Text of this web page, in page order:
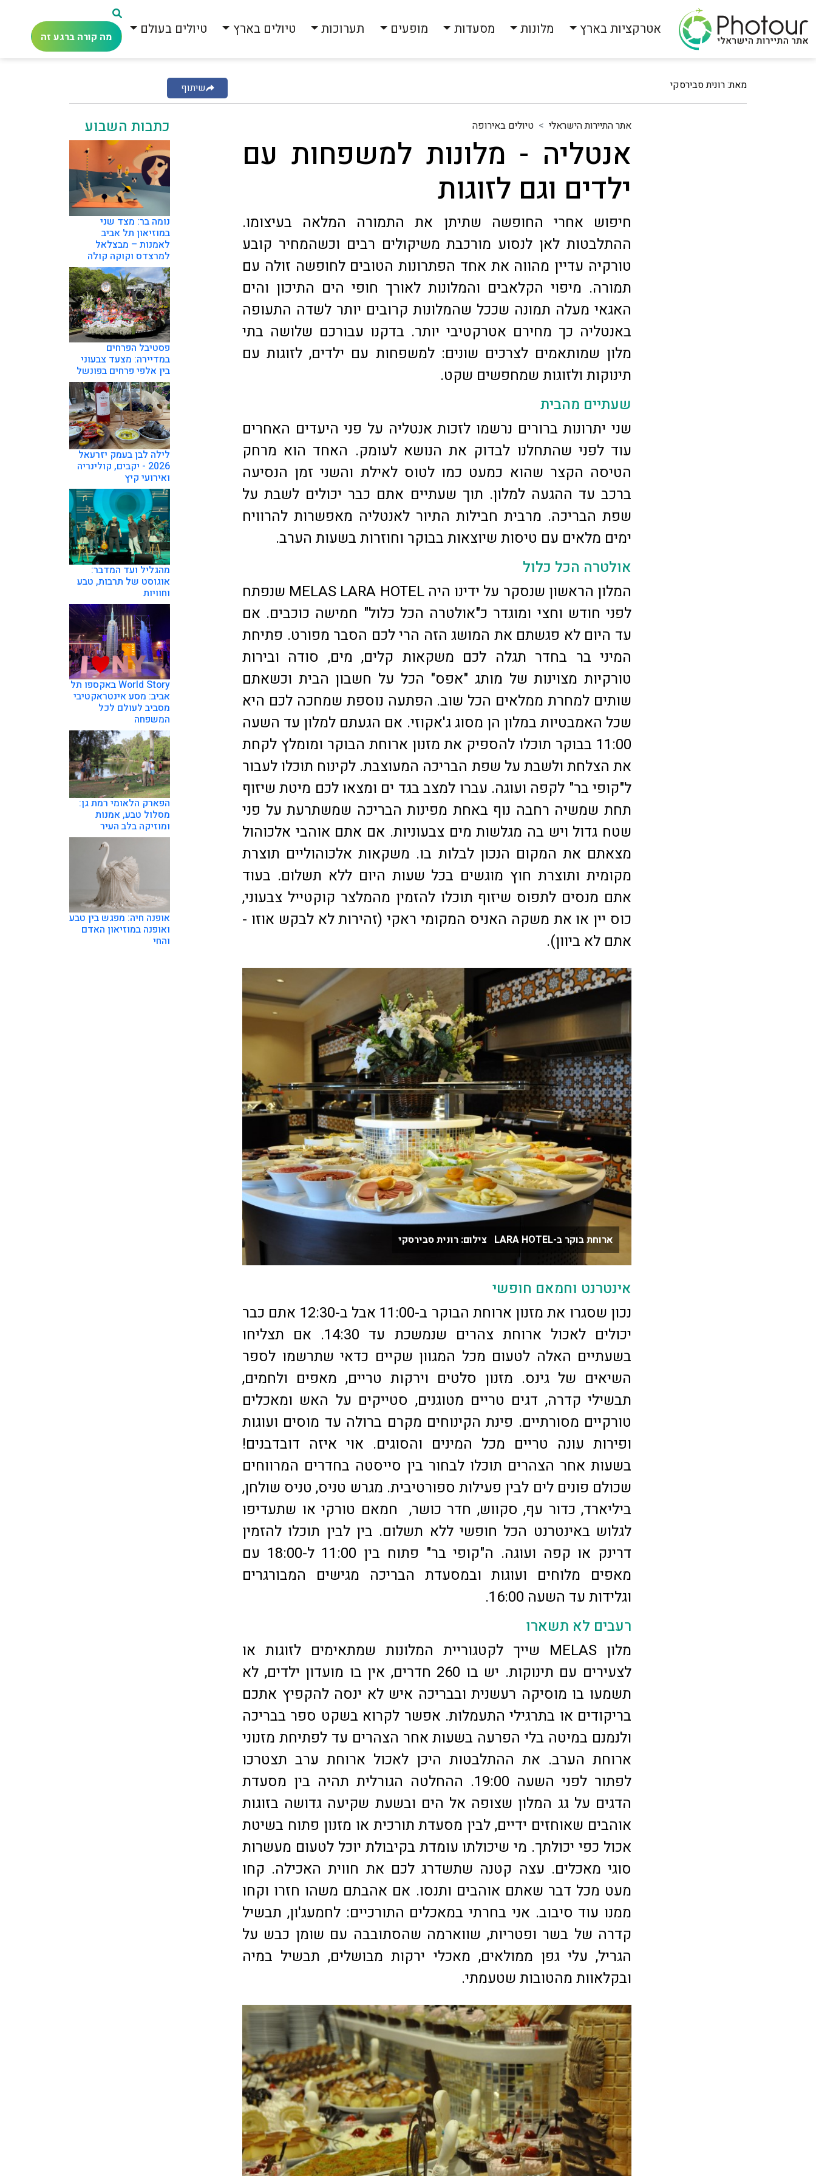
אטרקציות בארץ מלונות מסעדות מופעים תערוכות טיולים בארץ טיולים בעולם מה קורה ברגע זה
מאת: רונית סבירסקי שיתוף
אתר התיירות הישראלי טיולים באירופה
אנטליה - מלונות למשפחות עם
ילדים וגם לזוגות
חיפוש אחרי החופשה שתיתן את התמורה המלאה בעיצומו.
ההתלבטות לאן לנסוע מורכבת משיקולים רבים וכשהמחיר קובע
טורקיה עדיין מהווה את אחד הפתרונות הטובים לחופשה זולה עם
תמורה. מיפוי הקלאבים והמלונות לאורך חופי הים התיכון והים
האגאי מעלה תמונה שככל שהמלונות קרובים יותר לשדה התעופה
באנטליה כך מחירם אטרקטיבי יותר. בדקנו עבורכם שלושה בתי
מלון שמותאמים לצרכים שונים: למשפחות עם ילדים, לזוגות עם
תינוקות ולזוגות שמחפשים שקט.
שעתיים מהבית
שני יתרונות ברורים נרשמו לזכות אנטליה על פני היעדים האחרים
עוד לפני שהתחלנו לבדוק את הנושא לעומק. האחד הוא מרחק
הטיסה הקצר שהוא כמעט כמו לטוס לאילת והשני זמן הנסיעה
ברכב עד ההגעה למלון. תוך שעתיים אתם כבר יכולים לשבת על
שפת הבריכה. מרבית חבילות התיור לאנטליה מאפשרות להרוויח
ימים מלאים עם טיסות שיוצאות בבוקר וחוזרות בשעות הערב.
אולטרה הכל כלול
המלון הראשון שנסקר על ידינו היה MELAS LARA HOTEL שנפתח
לפני חודש וחצי ומוגדר כ"אולטרה הכל כלול" חמישה כוכבים. אם
עד היום לא פגשתם את המושג הזה הרי לכם הסבר מפורט. פתיחת
המיני בר בחדר תגלה לכם משקאות קלים, מים, סודה ובירות
טורקיות מצוינות של מותג "אפס" הכל על חשבון הבית וכשאתם
שותים למחרת ממלאים הכל שוב. הפתעה נוספת שמחכה לכם היא
שכל האמבטיות במלון הן מסוג ג'אקוזי. אם הגעתם למלון עד השעה
11:00 בבוקר תוכלו להספיק את מזנון ארוחת הבוקר ומומלץ לקחת
את הצלחת ולשבת על שפת הבריכה המעוצבת. לקינוח תוכלו לעבור
ל"קופי בר" לקפה ועוגה. עברו למצב בגד ים ומצאו לכם מיטת שיזוף
תחת שמשיה רחבה נוף באחת מפינות הבריכה שמשתרעת על פני
שטח גדול ויש בה מגלשות מים צבעוניות. אם אתם אוהבי אלכוהול
מצאתם את המקום הנכון לבלות בו. משקאות אלכוהוליים תוצרת
מקומית ותוצרת חוץ מוגשים בכל שעות היום ללא תשלום. בעוד
אתם מנסים לתפוס שיזוף תוכלו להזמין מהמלצר קוקטייל צבעוני,
כוס יין או את משקה האניס המקומי ראקי (זהירות לא לבקש אוזו -
אתם לא ביוון).
ארוחת בוקר ב-LARA HOTEL צילום: רונית סבירסקי
אינטרנט וחמאם חופשי
נכון שסגרו את מזנון ארוחת הבוקר ב-11:00 אבל ב-12:30 אתם כבר
יכולים לאכול ארוחת צהרים שנמשכת עד 14:30. אם תצליחו
בשעתיים האלה לטעום מכל המגוון שקיים כדאי שתרשמו לספר
השיאים של גינס. מזנון סלטים וירקות טריים, מאפים ולחמים,
תבשילי קדרה, דגים טריים מטוגנים, סטייקים על האש ומאכלים
טורקיים מסורתיים. פינת הקינוחים מקרם ברולה עד מוסים ועוגות
ופירות עונה טריים מכל המינים והסוגים. אוי איזה דובדבנים!
בשעות אחר הצהרים תוכלו לבחור בין סייסטה בחדרים המרווחים
שכולם פונים לים לבין פעילות ספורטיבית. מגרש טניס, טניס שולחן,
ביליארד, כדור עף, סקווש, חדר כושר, חמאם טורקי או שתעדיפו
לגלוש באינטרנט הכל חופשי ללא תשלום. בין לבין תוכלו להזמין
דרינק או קפה ועוגה. ה"קופי בר" פתוח בין 11:00 ל-18:00 עם
מאפים מלוחים ועוגות ובמסעדת הבריכה מגישים המבורגרים
וגלידות עד השעה 16:00.
רעבים לא תשארו
מלון MELAS שייך לקטגוריית המלונות שמתאימים לזוגות או
לצעירים עם תינוקות. יש בו 260 חדרים, אין בו מועדון ילדים, לא
תשמעו בו מוסיקה רעשנית ובבריכה איש לא ינסה להקפיץ אתכם
בריקודים או בתרגילי התעמלות. אפשר לקרוא בשקט ספר בבריכה
ולנמנם במיטה בלי הפרעה בשעות אחר הצהרים עד לפתיחת מזנוני
ארוחת הערב. את ההתלבטות היכן לאכול ארוחת ערב תצטרכו
לפתור לפני השעה 19:00. ההחלטה הגורלית תהיה בין מסעדת
הדגים על גג המלון שצופה אל הים ובשעת שקיעה גדושה בזוגות
אוהבים שאוחזים ידיים, לבין מסעדת תורכית או מזנון פתוח בשיטת
אכול כפי יכולתך. מי שיכולתו עומדת בקיבולת יוכל לטעום מעשרות
סוגי מאכלים. עצה קטנה שתשדרג לכם את חווית האכילה. קחו
מעט מכל דבר שאתם אוהבים ותנסו. אם אהבתם משהו חזרו וקחו
ממנו עוד סיבוב. אני בחרתי במאכלים התורכיים: לחמעג'ון, תבשיל
קדרה של בשר ופטריות, שווארמה שהסתובבה עם שומן כבש על
הגריל, עלי גפן ממולאים, מאכלי ירקות מבושלים, תבשיל במיה
ובקלאוות מהטובות שטעמתי.
כתבות השבוע
נומה בר: מצד שני
במוזיאון תל אביב
לאמנות – מבצלאל
למרצדס וקוקה קולה
פסטיבל הפרחים
במדיירה: מצעד צבעוני
בין אלפי פרחים בפונשל
לילה לבן בעמק יזרעאל
2026 - יקבים, קולינריה
ואירועי קיץ
מהגליל ועד המדבר:
אוגוסט של תרבות, טבע
וחוויות
World Story באקספו תל
אביב: מסע אינטראקטיבי
מסביב לעולם לכל
המשפחה
הפארק הלאומי רמת גן:
מסלול טבע, אמנות
ומוזיקה בלב העיר
אופנה חיה: מפגש בין טבע
ואופנה במוזיאון האדם
והחי